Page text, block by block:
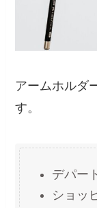
アームホルダ
す。
デパー
ショッ